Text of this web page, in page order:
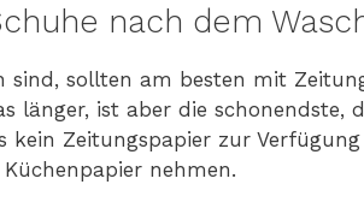
nach dem
sind, sollten am besten mit
länger, ist aber die schonendste,
kein Zeitungspapier zur
nehmen.